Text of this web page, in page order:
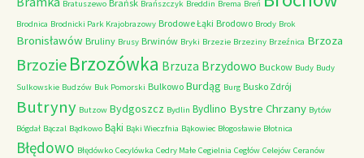
Bratuszewo Brańsk Brańszczyk Breddin Brema Breń
Brodnica Brodnicki Park Krajobrazowy Brodowe Łąki Brodowo Brody Brok
Bronisławów Bruliny Brusy Brwinów Bryki Brzezie Brzeziny Brzeźnica Brzoza
Brzozie Brzozówka Brzuza Brzydowo Buckow Budy Budy
Sulkowskie Budzów Buk Pomorski Bulkowo Burdąg Burg Busko Zdrój
Butryny Butzow Bydgoszcz Bydlin Bydlino Bystre Chrzany Bytów
Bógdał Bączal Bądkowo Bąki Bąki Wieczfnia Bąkowiec Błogosławie Błotnica
Błędowo Błędówko Cecylówka Cedry Małe Cegielnia Cegłów Celejów Ceranów